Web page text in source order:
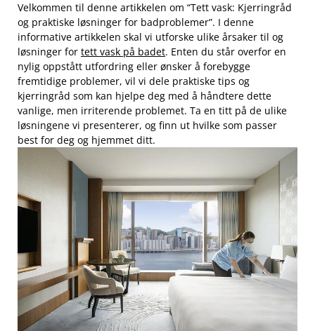
Velkommen til denne artikkelen om “Tett vask: Kjerringråd
og ​praktiske løsninger for badproblemer”.⁤ I​ denne
informative‌ artikkelen skal vi utforske ulike årsaker til og
‍løsninger for tett vask på badet. Enten du står overfor en
nylig oppstått utfordring ⁤eller‍ ønsker ‌å​ forebygge
fremtidige problemer, vil ​vi dele praktiske tips og
kjerringråd som kan hjelpe deg med å ⁣håndtere dette
vanlige, men ⁢irriterende problemet. ⁣Ta en titt ​på de ulike
løsningene vi presenterer, og finn ut hvilke som passer
best for deg og hjemmet ditt.